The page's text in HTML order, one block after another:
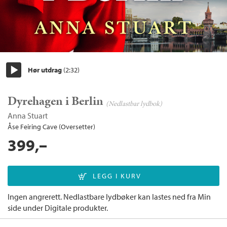
Hør utdrag (2:32)
Dyrehagen i Berlin (Nedlastbar lydbok)
Anna Stuart
Åse Feiring Cave (Oversetter)
399,–
Ingen angrerett. Nedlastbare lydbøker kan lastes ned fra Min
side under Digitale produkter.